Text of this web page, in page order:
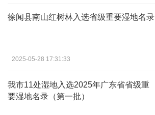
徐闻县南山红树林入选省级重要湿地名录
2025-05-28 17:31:33
我市11处湿地入选2025年广东省省级重
要湿地名录（第一批）